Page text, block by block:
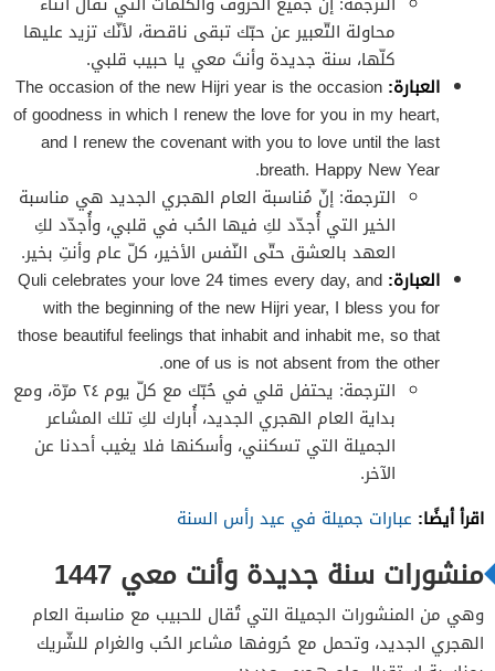
محاولة التّعبير عن حبّك تبقى ناقصة، لأنّك تزيد عليها
كلّها، سنة جديدة وأنتَ معي يا حبيب قلبي.
العبارة: The occasion of the new Hijri year is the occasion
of goodness in which I renew the love for you in my heart,
and I renew the covenant with you to love until the last
breath. Happy New Year.
الترجمة: إنّ مُناسبة العام الهجري الجديد هي مناسبة
الخير التي أُجدّد لكِ فيها الحُب في قلبي، وأُجدّد لكِ
العهد بالعشق حتّى النّفس الأخير، كلّ عام وأنتِ بخير.
العبارة: Quli celebrates your love 24 times every day, and
with the beginning of the new Hijri year, I bless you for
those beautiful feelings that inhabit and inhabit me, so that
one of us is not absent from the other.
الترجمة: يحتفل قلي في حُبّك مع كلّ يوم ٢٤ مرّة، ومع
بداية العام الهجري الجديد، أُبارك لكِ تلك المشاعر
الجميلة التي تسكنني، وأسكنها فلا يغيب أحدنا عن
الآخر.
اقرأ أيضًا: عبارات جميلة في عيد رأس السنة
منشورات سنة جديدة وأنت معي 1447
وهي من المنشورات الجميلة التي تُقال للحبيب مع مناسبة العام
الهجري الجديد، وتحمل مع حُروفها مشاعر الحُب والغرام للشّريك